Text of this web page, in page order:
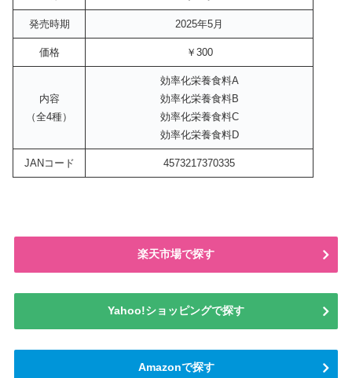
発売時期 2025年5月
価格 ￥300
内容
（全4種）
効率化栄養食料A
効率化栄養食料B
効率化栄養食料C
効率化栄養食料D
JANコード 4573217370335
楽天市場で探す
Yahoo!ショッピングで探す
Amazonで探す